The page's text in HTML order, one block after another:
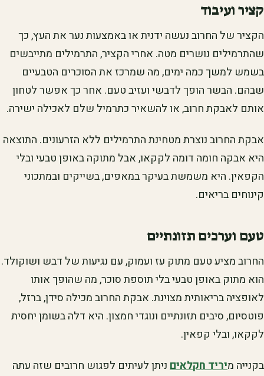
קציר ועיבוד
הקציר של החרוב נעשה ידנית או באמצעות נער את העץ, כך
שהתרמילים נושרים מטה. אחרי הקציר, התרמילים מתייבשים
בשמש למשך כמה ימים, מה שמרכז את הסוכרים הטבעיים
שבהם. הבשר הופך לדבשי ועזיב טעם. אחר כך אפשר לטחון
אותם לאבקת חרוב, או להשאיר כתרמיל שלם לאכילה ישירה.
אבקת החרוב נוצרת מטחינת התרמילים ללא הזרעונים. התוצאה
היא אבקה חומה דומה לקקאו, אבל מתוקה באופן טבעי ובלי
הקפאין. היא משמשת בעיקר במאפים, בשייקים ובמתכוני
קינוחים בריאים.
טעם וערכים תזונתיים
החרוב מציע טעם מתוק עז ועמוק, עם נגיעות של דבש ושוקולד.
הוא מתוק באופן טבעי בלי תוספת סוכר, מה שהופך אותו
לאופציה בריאותית מצוינת. אבקת החרוב מכילה סידן, ברזל,
פוטסיום, סיבים תזונתיים ונוגדי חמצון. היא דלה בשומן יחסית
לקקאו, ובלי קפאין.
בקנייה מיריד חקלאיםניתן לעיתים לפגוש חרובים שזה עתה